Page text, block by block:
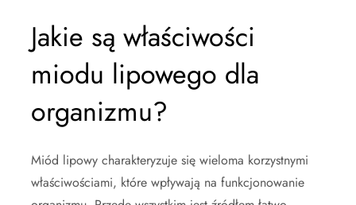
Jakie są właściwości
miodu lipowego dla
organizmu?
Miód lipowy charakteryzuje się wieloma korzystnymi
właściwościami, które wpływają na funkcjonowanie